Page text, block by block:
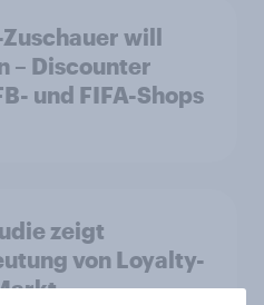
will
– Discounter
und FIFA-Shops
zeigt
von Loyalty-